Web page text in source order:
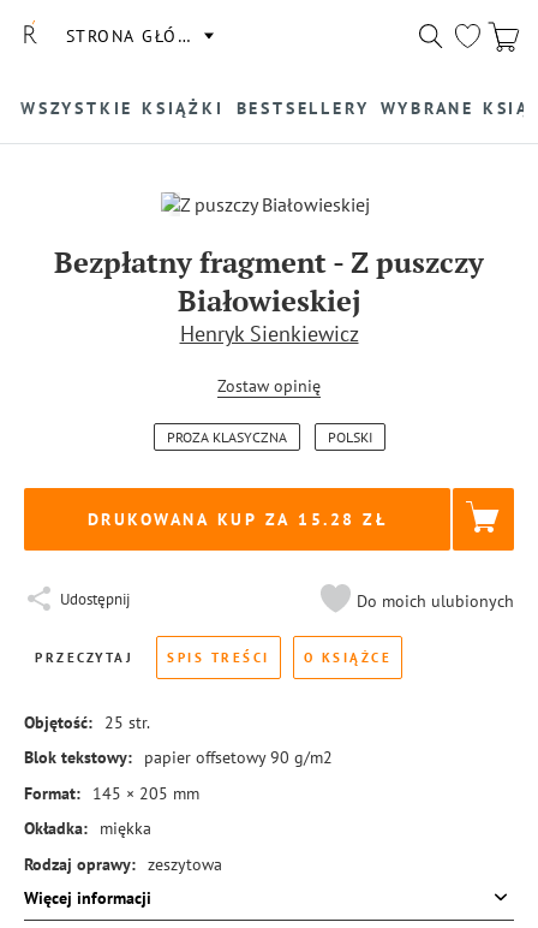
STRONA GŁÓWNA
WSZYSTKIE KSIĄŻKI BESTSELLERY WYBRANE
Bezpłatny fragment-Z puszczy
Białowieskiej
Henryk Sienkiewicz
Zostaw opinię
PROZA KLASYCZNA POLSKI
DRUKOWANA KUP ZA 15.28
Udostępnij Do moich ulubionych
PRZECZYTAJ SPIS TREŚCI O KSIĄŻCE
Objętość: 25 str.
Blok tekstowy:
papier offsetowy 90 g/m2
Format:
145 × 205 mm
Okładka:
miękka
Rodzaj oprawy: zeszytowa
ISBN:
978-83-288-0925-3
Więcej informacji